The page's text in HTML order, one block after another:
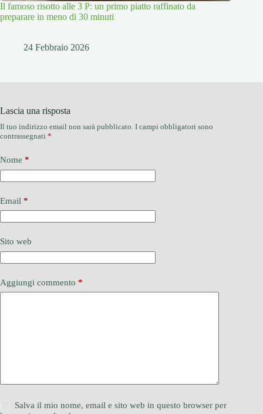
Il famoso risotto alle 3 P: un primo piatto raffinato da
preparare in meno di 30 minuti
24 Febbraio 2026
Lascia una risposta
Il tuo indirizzo email non sarà pubblicato. I campi obbligatori sono
contrassegnati *
Nome *
Email *
Sito web
Aggiungi commento *
Salva il mio nome, email e sito web in questo browser per